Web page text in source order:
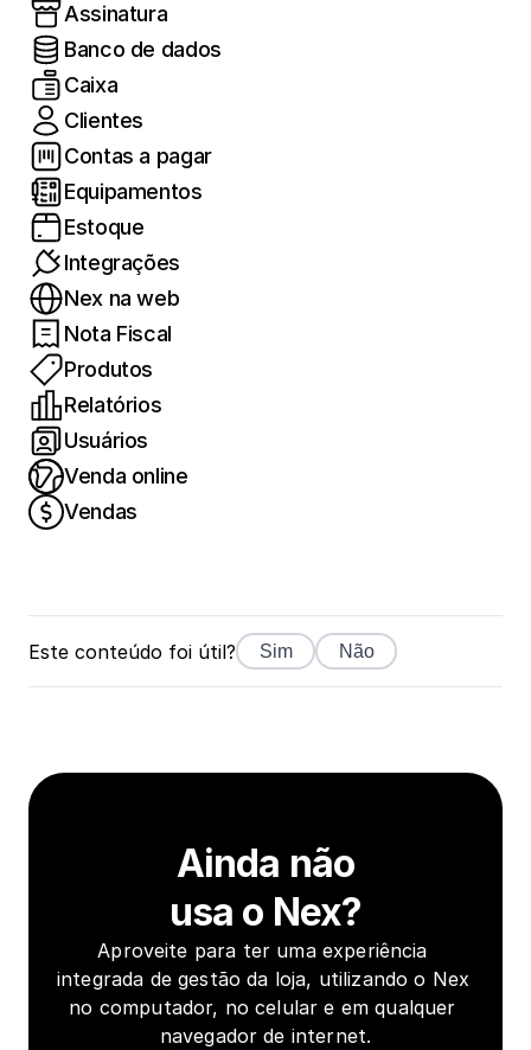
Assinatura
Banco de dados
Caixa
Clientes
Contas a pagar
Equipamentos
Estoque
Integrações
Nex na web
Nota Fiscal
Produtos
Relatórios
Usuários
Venda online
Vendas
Este conteúdo foi útil? Sim Não
Ainda não
usa o Nex?
Aproveite para ter uma experiência
integrada de gestão da loja, utilizando o Nex
no computador, no celular e em qualquer
navegador de internet.